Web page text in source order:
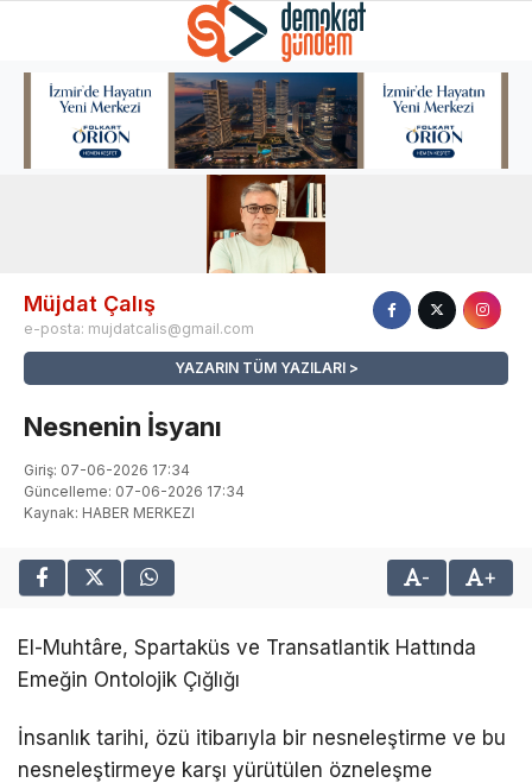
Müjdat Çalış
e-posta: mujdatcalis@gmail.com
YAZARIN TÜM YAZILARI
Nesnenin İsyanı
Giriş: 07-06-2026 17:34
Güncelleme: 07-06-2026 17:34
Kaynak: HABER MERKEZI
- +
El-Muhtâre, Spartaküs ve Transatlantik Hattında
Emeğin Ontolojik Çığlığı
İnsanlık tarihi, özü itibarıyla bir nesneleştirme ve bu
nesneleştirmeye karşı yürütülen özneleşme